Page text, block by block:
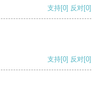
支持[0] 反对[0]
支持[0] 反对[0]